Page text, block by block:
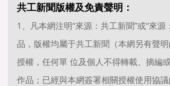
共工新聞版權及免責聲明：
1、凡本網注明“來源：共工新聞”或“來
品，版權均屬于共工新聞（本網另有聲
授權，任何單 位及個人不得轉載、摘編
作品；已經與本網簽署相關授權使用協